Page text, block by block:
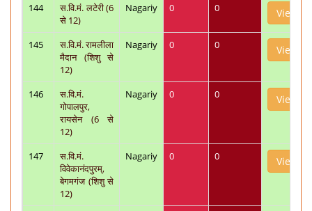
144
स.वि.मं. लटेरी (6
से 12)
Nagariy 0 0 View
145
स.वि.मं. रामलीला
मैदान (शिशु से
12)
Nagariy 0 0 View
146
स.वि.मं.
गोपालपुर,
रायसेन (6 से
12)
Nagariy 0 0 View
147
स.वि.मं.
विवेकानंदपुरम्,
बेगमगंज (शिशु से
12)
Nagariy 0 0 View